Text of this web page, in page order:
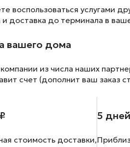
воспользоваться услугами
и доставка до терминала в
вашего дома
из числа наших
счет (дополнит ваш заказ
стоимость доставки,
5 дней